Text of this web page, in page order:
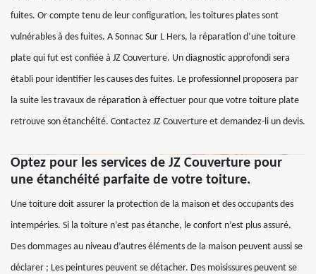
fuites. Or compte tenu de leur configuration, les toitures plates sont
vulnérables à des fuites. A Sonnac Sur L Hers, la réparation d’une toiture
plate qui fut est confiée à JZ Couverture. Un diagnostic approfondi sera
établi pour identifier les causes des fuites. Le professionnel proposera par
la suite les travaux de réparation à effectuer pour que votre toiture plate
retrouve son étanchéité. Contactez JZ Couverture et demandez-li un devis.
Optez pour les services de JZ Couverture pour
une étanchéité parfaite de votre toiture.
Une toiture doit assurer la protection de la maison et des occupants des
intempéries. Si la toiture n’est pas étanche, le confort n’est plus assuré.
Des dommages au niveau d’autres éléments de la maison peuvent aussi se
déclarer ; Les peintures peuvent se détacher. Des moisissures peuvent se